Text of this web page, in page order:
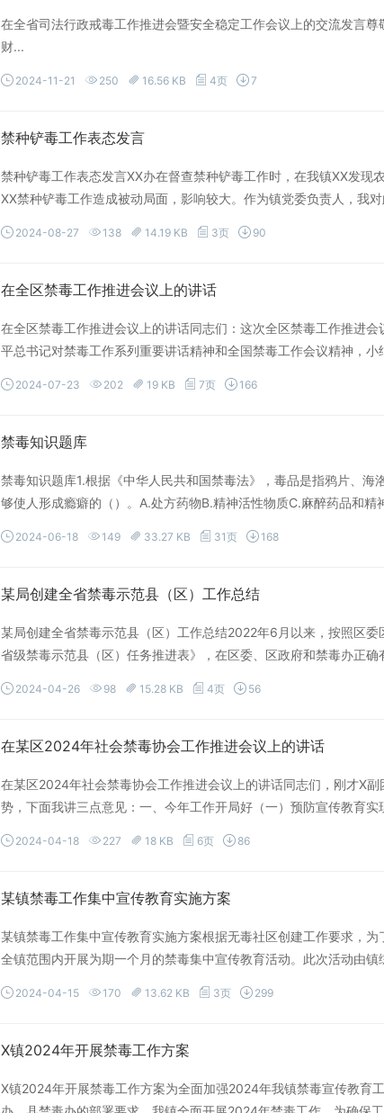
在全省司法行政戒毒工作推进会暨安全稳定工作会议上的交流发言
财...
2024-11-21 250 16.56 KB 4页 7
禁种铲毒工作表态发言
禁种铲毒工作表态发言XX办在督查禁种铲毒工作时，在我镇XX发
XX禁种铲毒工作造成被动局面，影响较大。作为镇党委负责人，我
2024-08-27 138 14.19 KB 3页 90
在全区禁毒工作推进会议上的讲话
在全区禁毒工作推进会议上的讲话同志们：这次全区禁毒工作推进
平总书记对禁毒工作系列重要讲话精神和全国禁毒工作会议精神，小
2024-07-23 202 19 KB 7页 166
禁毒知识题库
禁毒知识题库1.根据《中华人民共和国禁毒法》，毒品是指鸦片、
够使人形成瘾癖的（）。A.处方药物B.精神活性物质C.麻醉药品和精
2024-06-18 149 33.27 KB 31页 168
某局创建全省禁毒示范县（区）工作总结
某局创建全省禁毒示范县（区）工作总结2022年6月以来，按照区
省级禁毒示范县（区）任务推进表》，在区委、区政府和禁毒办正确
2024-04-26 98 15.28 KB 4页 56
在某区2024年社会禁毒协会工作推进会议上的讲话
在某区2024年社会禁毒协会工作推进会议上的讲话同志们，刚才X
势，下面我讲三点意见：一、今年工作开局好（一）预防宣传教育实
2024-04-18 227 18 KB 6页 86
某镇禁毒工作集中宣传教育实施方案
某镇禁毒工作集中宣传教育实施方案根据无毒社区创建工作要求，
全镇范围内开展为期一个月的禁毒集中宣传教育活动。此次活动由镇
2024-04-15 170 13.62 KB 3页 299
X镇2024年开展禁毒工作方案
X镇2024年开展禁毒工作方案为全面加强2024年我镇禁毒宣传教育